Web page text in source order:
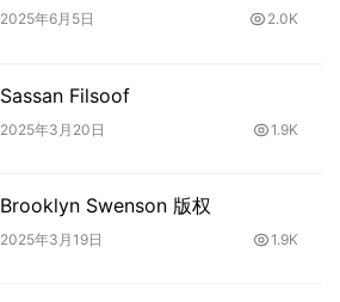
2025年6月5日 2.0K
Sassan Filsoof
2025年3月20日 1.9K
Brooklyn Swenson 版权
2025年3月19日 1.9K